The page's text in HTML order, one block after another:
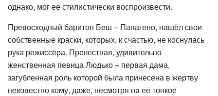
однако, мог ее стилистически воспроизвести.
Превосходный баритон Беш – Папагено, нашёл свои
собственные краски, которых, к счастью, не коснулась
рука режиссёра. Прелестная, удивительно
женственная певица Людько – первая дама,
загубленная роль которой была принесена в жертву
неизвестно кому, даже, несмотря на её тонкое